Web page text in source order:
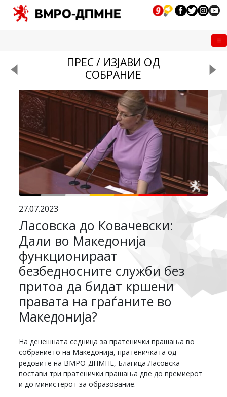
ПРЕС / ИЗЈАВИ ОД
СОБРАНИЕ
27.07.2023
Ласовска до Ковачевски:
Дали во Македонија
функционираат
безбедносните служби без
притоа да бидат кршени
правата на граѓаните во
Македонија?
На денешната седница за пратенички прашања во
собранието на Македонија, пратеничката од
редовите на ВМРО-ДПМНЕ, Благица Ласовска
постави три пратенички прашања две до премиерот
и до министерот за образование.